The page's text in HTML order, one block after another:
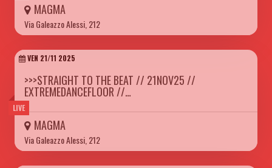
MAGMA
Via Galeazzo Alessi, 212
LIVE
VEN 21/11 2025
>>>STRAIGHT TO THE BEAT // 21NOV25 //
EXTREMEDANCEFLOOR //…
MAGMA
Via Galeazzo Alessi, 212